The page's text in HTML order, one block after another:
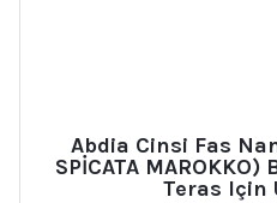
Abdia Cinsi Fas
SPİCATA
Teras Için